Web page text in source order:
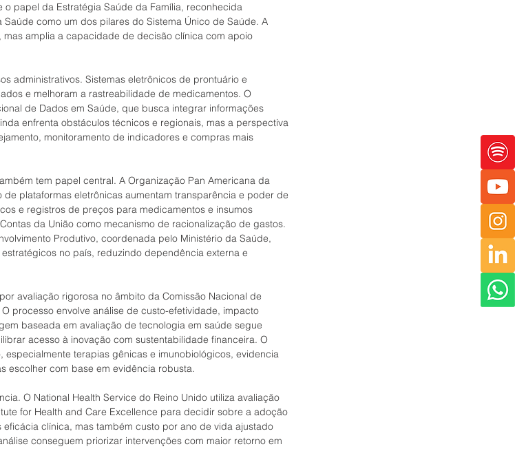
papel da Estratégia Saúde da Família, reconhecida
como um dos pilares do Sistema Único de Saúde. A
mas amplia a capacidade de decisão clínica com apoio
administrativos. Sistemas eletrônicos de prontuário e
e melhoram a rastreabilidade de medicamentos. O
de Dados em Saúde, que busca integrar informações
enfrenta obstáculos técnicos e regionais, mas a perspectiva
monitoramento de indicadores e compras mais
tem papel central. A Organização Pan Americana da
plataformas eletrônicas aumentam transparência e poder de
e registros de preços para medicamentos e insumos
da União como mecanismo de racionalização de gastos.
Produtivo, coordenada pelo Ministério da Saúde,
no país, reduzindo dependência externa e
avaliação rigorosa no âmbito da Comissão Nacional de
processo envolve análise de custo-efetividade, impacto
baseada em avaliação de tecnologia em saúde segue
acesso à inovação com sustentabilidade financeira. O
terapias gênicas e imunobiológicos, evidencia
escolher com base em evidência robusta.
O National Health Service do Reino Unido utiliza avaliação
for Health and Care Excellence para decidir sobre a adoção
clínica, mas também custo por ano de vida ajustado
conseguem priorizar intervenções com maior retorno em